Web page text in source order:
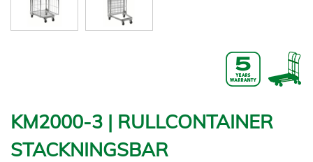
KM2000-3 | RULLCONTAINER
STACKNINGSBAR